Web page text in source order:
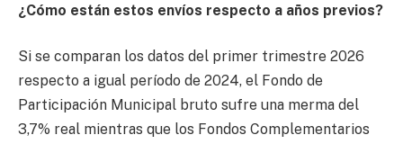
¿Cómo están estos envíos respecto a años previos?
Si se comparan los datos del primer trimestre 2026
respecto a igual período de 2024, el Fondo de
Participación Municipal bruto sufre una merma del
3,7% real mientras que los Fondos Complementarios